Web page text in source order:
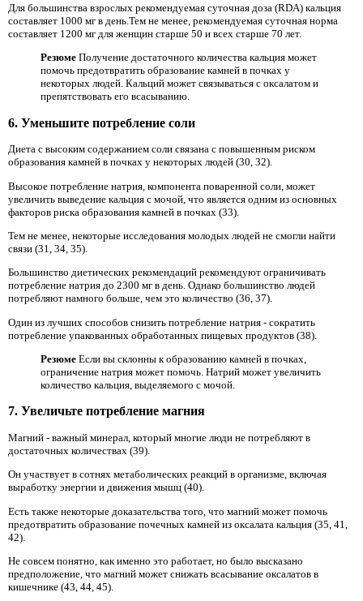
Для большинства взрослых рекомендуемая суточная доза (RDA) кальция
составляет 1000 мг в день.Тем не менее, рекомендуемая суточная норма
составляет 1200 мг для женщин старше 50 и всех старше 70 лет.
Резюме Получение достаточного количества кальция может
помочь предотвратить образование камней в почках у
некоторых людей. Кальций может связываться с оксалатом и
препятствовать его всасыванию.
6. Уменьшите потребление соли
Диета с высоким содержанием соли связана с повышенным риском
образования камней в почках у некоторых людей (30, 32).
Высокое потребление натрия, компонента поваренной соли, может
увеличить выведение кальция с мочой, что является одним из основных
факторов риска образования камней в почках (33).
Тем не менее, некоторые исследования молодых людей не смогли найти
связи (31, 34, 35).
Большинство диетических рекомендаций рекомендуют ограничивать
потребление натрия до 2300 мг в день. Однако большинство людей
потребляют намного больше, чем это количество (36, 37).
Один из лучших способов снизить потребление натрия - сократить
потребление упакованных обработанных пищевых продуктов (38).
Резюме Если вы склонны к образованию камней в почках,
ограничение натрия может помочь. Натрий может увеличить
количество кальция, выделяемого с мочой.
7. Увеличьте потребление магния
Магний - важный минерал, который многие люди не потребляют в
достаточных количествах (39).
Он участвует в сотнях метаболических реакций в организме, включая
выработку энергии и движения мышц (40).
Есть также некоторые доказательства того, что магний может помочь
предотвратить образование почечных камней из оксалата кальция (35, 41,
42).
Не совсем понятно, как именно это работает, но было высказано
предположение, что магний может снижать всасывание оксалатов в
кишечнике (43, 44, 45).